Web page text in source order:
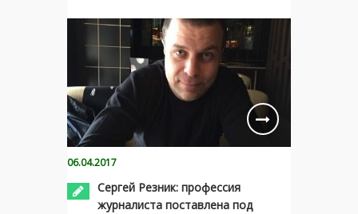
06.04.2017
Сергей Резник: профессия
журналиста поставлена под